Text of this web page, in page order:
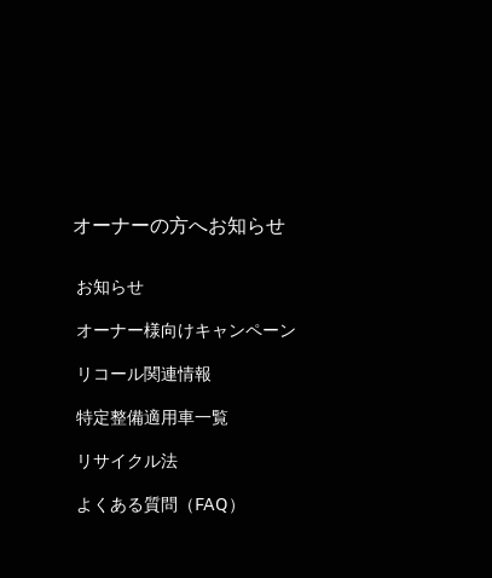
オーナーの方へお知らせ
お知らせ
オーナー様向けキャンペーン
リコール関連情報
特定整備適用車一覧
リサイクル法
よくある質問（FAQ）